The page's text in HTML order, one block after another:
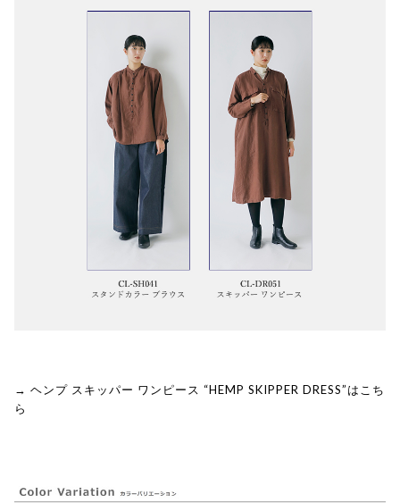
→ ヘンプ スキッパー ワンピース “HEMP SKIPPER DRESS”はこち
ら